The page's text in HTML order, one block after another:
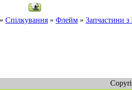
» Спілкування » Флейм » Запчастини